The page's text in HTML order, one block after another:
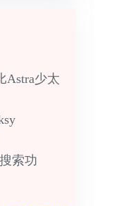
Astra少太
索功